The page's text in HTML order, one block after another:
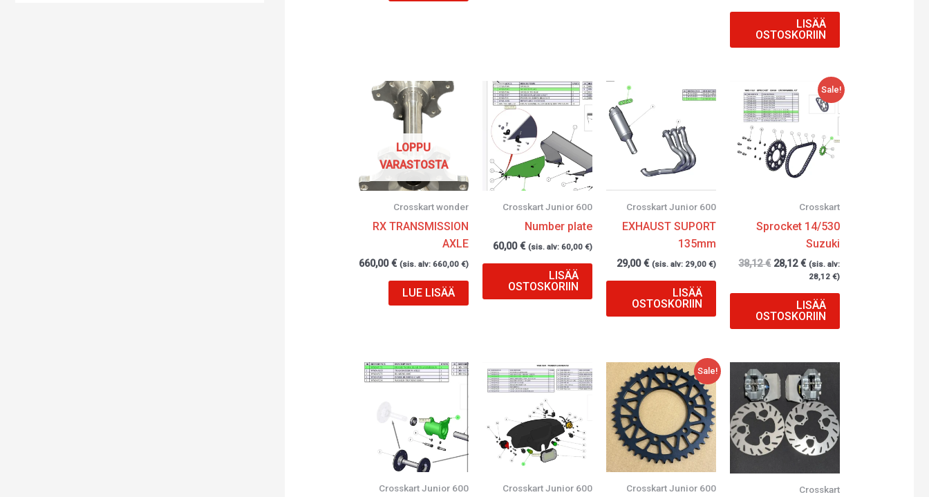
LISÄÄ
OSTOSKORIIN
LOPPU
VARASTOSTA
Crosskart wonder
RX TRANSMISSION
AXLE
660,00€ (sis. alv: 660,00 €)
LUE LISÄÄ
Crosskart Junior 600
Number plate
60,00€ (sis. alv: 60,00 €)
LISÄÄ
OSTOSKORIIN
Crosskart Junior 600
EXHAUST SUPORT
135mm
29,00€ (sis. alv: 29,00€)
LISÄÄ
OSTOSKORIIN
Sale!
Crosskart
Sprocket 14/530
Suzuki
38,12€
Alkuperäinen
hinta
oli:
38,12 €.
28,12€
Nykyinen
hinta
on:
(sis. alv:
28,12€)
LISÄÄ
OSTOSKORIIN
Crosskart Junior 600 Crosskart Junior 600
Sale!
Crosskart Junior 600
Alkuperäinen
hinta
oli:
68,00 €.
Nykyinen
hinta
on:
54,00 €.
Crosskart